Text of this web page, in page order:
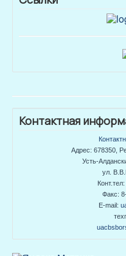
Контактная
Адрес: 678350,
Усть-
ул.
Факс:
E-mail: